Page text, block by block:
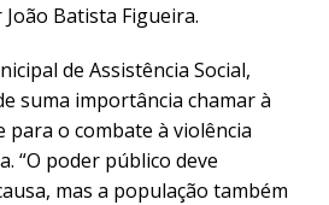
Batista Figueira.
de Assistência Social,
suma importância chamar à
para o combate à violência
“O poder público deve
mas a população também